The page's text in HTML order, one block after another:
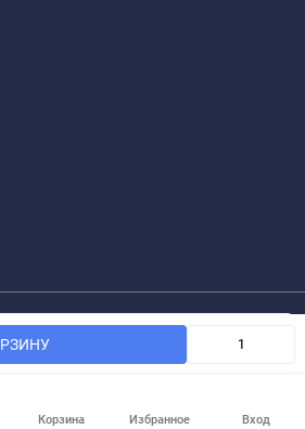
Корзина Избранное Вход